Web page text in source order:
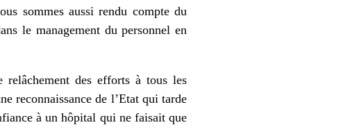
sommes aussi rendu compte du
le management du personnel en
relâchement des efforts à tous les
reconnaissance de l’Etat qui tarde
à un hôpital qui ne faisait que